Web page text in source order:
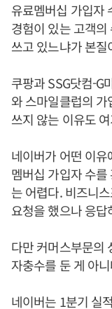
유료멤버십 가입자
경험이 있는 고객
쓰고 있느냐가 본질
쿠팡과 SSG닷컴-G
와 스마일클럽의
쓰지 않는 이유도
네이버가 어떤 이
멤버십 가입자 수
는 어렵다. 비즈니
요청을 했으나 응답
다만 커머스부문의
자충수를 둔 게 아
네이버는 1분기 실